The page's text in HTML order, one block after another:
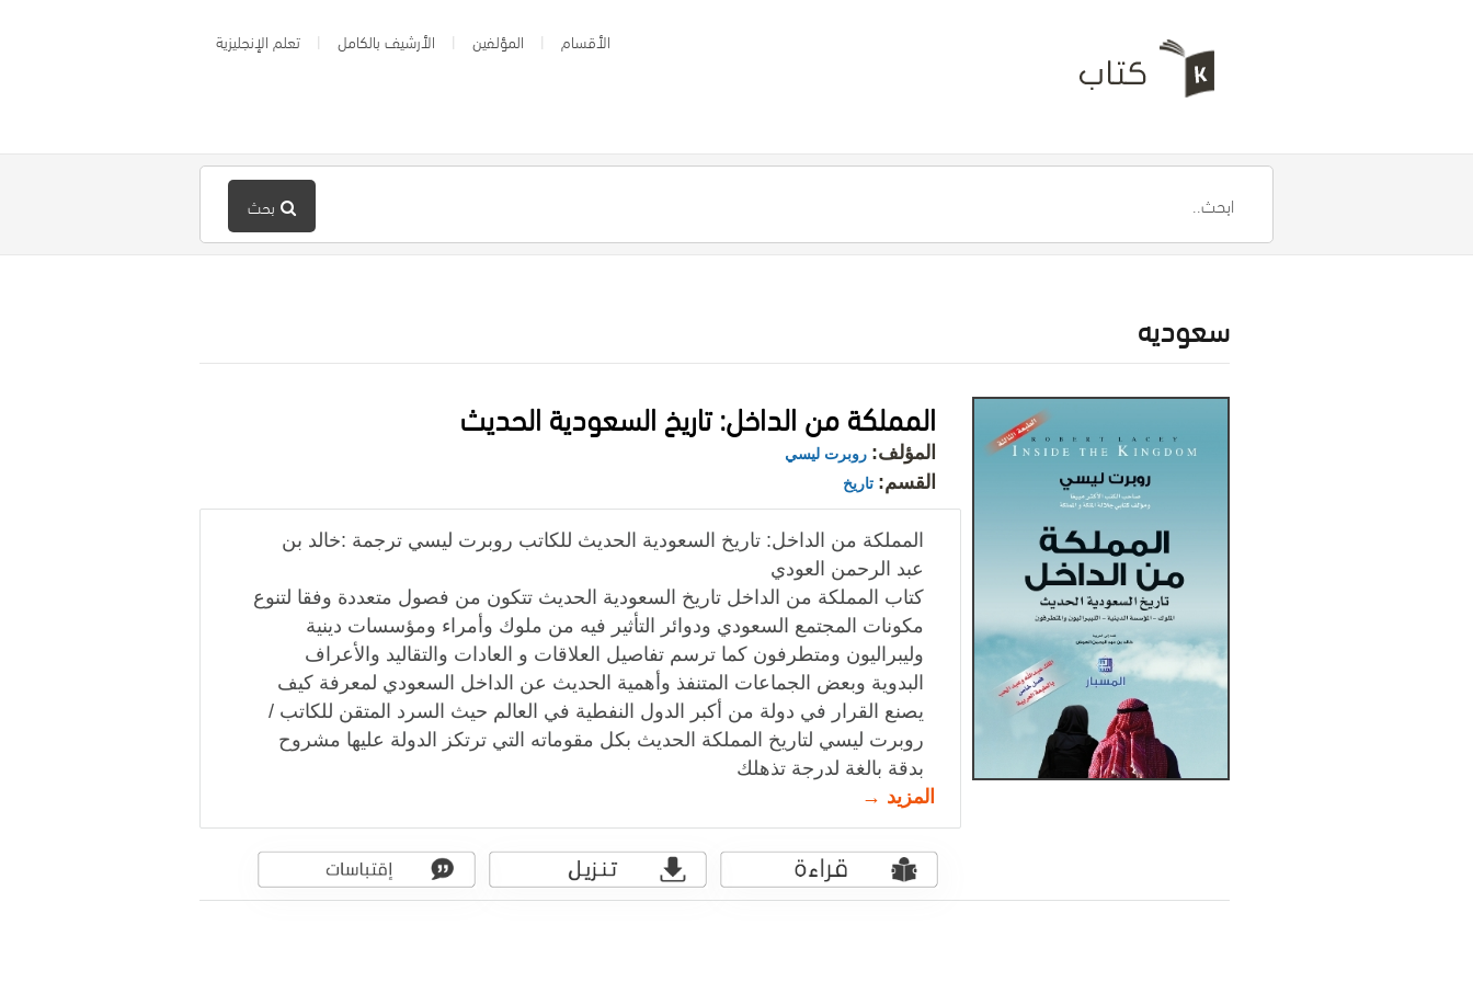
الأقسام المؤلفين الأرشيف بالكامل تعلم الإنجليزية
بحث
سعوديه
المملكة من الداخل: تاريخ السعودية الحديث
المؤلف: روبرت ليسي
القسم: تاريخ
المملكة من الداخل: تاريخ السعودية الحديث للكاتب روبرت ليسي ترجمة :خالد بن
عبد الرحمن العودي
كتاب المملكة من الداخل تاريخ السعودية الحديث تتكون من فصول متعددة وفقا لتنوع
مكونات المجتمع السعودي ودوائر التأثير فيه من ملوك وأمراء ومؤسسات دينية
وليبراليون ومتطرفون كما ترسم تفاصيل العلاقات و العادات والتقاليد والأعراف
البدوية وبعض الجماعات المتنفذ وأهمية الحديث عن الداخل السعودي لمعرفة كيف
يصنع القرار في دولة من أكبر الدول النفطية في العالم حيث السرد المتقن للكاتب /
روبرت ليسي لتاريخ المملكة الحديث بكل مقوماته التي ترتكز الدولة عليها مشروح
بدقة بالغة لدرجة تذهلك
المزيد →